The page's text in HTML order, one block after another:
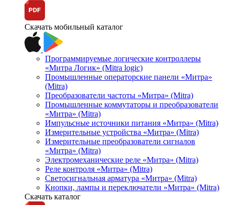
Скачать мобильный каталог
Программируемые логические контроллеры
«Митра Логик» (Mitra logic)
Промышленные операторские панели «Митра»
(Mitra)
Преобразователи частоты «Митра» (Mitra)
Промышленные коммутаторы и преобразователи
«Митра» (Mitra)
Импульсные источники питания «Митра» (Mitra)
Измерительные устройства «Митра» (Mitra)
Измерительные преобразователи сигналов
«Митра» (Mitra)
Электромеханические реле «Митра» (Mitra)
Реле контроля «Митра» (Mitra)
Светосигнальная арматура «Митра» (Mitra)
Кнопки, лампы и переключатели «Митра» (Mitra)
Скачать каталог